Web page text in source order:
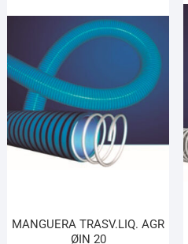
MANGUERA TRASV.LIQ. AGR
ØIN 20